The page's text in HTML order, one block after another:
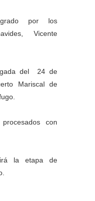
por los
Vicente
del 24 de
Mariscal de
con
la etapa de